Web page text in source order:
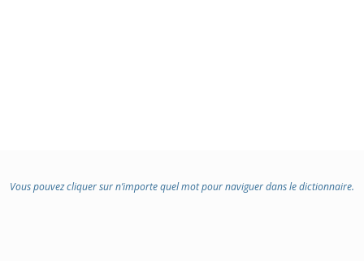
Vous pouvez cliquer sur n’importe quel mot pour naviguer dans le dictionnaire.